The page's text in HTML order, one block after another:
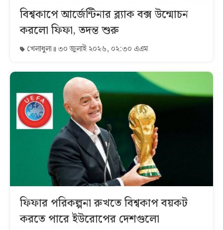
বিশ্বকাপে আর্জেন্টিনার ব্ল্যাক বক্স উন্মোচন
করলো ফিফা, তদন্ত শুরু
খেলাধুলা ৩০ জুলাই ২০২৬, ০২:৩০ এএম
ফিফার পরিকল্পনা রুখতে বিশ্বকাপ বয়কট
করতে পারে ইউরোপের দেশগুলো